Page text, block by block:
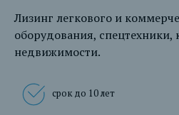
Лизинг легкового и
оборудования,
недвижимости.
срок до 10 лет